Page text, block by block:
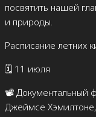
посвятить нашей
и природы.
Расписание летних
🗓️ 11 июля
📽️ Документальный
Джеймсе